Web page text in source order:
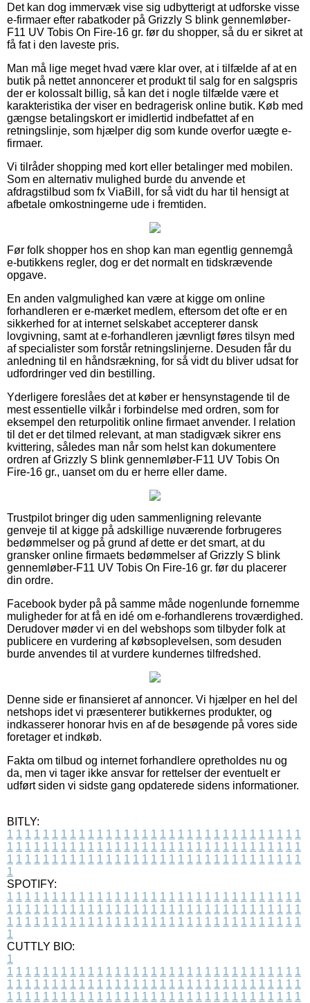
Det kan dog immervæk vise sig udbytterigt at udforske visse
e-firmaer efter rabatkoder på Grizzly S blink gennemløber-
F11 UV Tobis On Fire-16 gr. før du shopper, så du er sikret at
få fat i den laveste pris.
Man må lige meget hvad være klar over, at i tilfælde af at en
butik på nettet annoncerer et produkt til salg for en salgspris
der er kolossalt billig, så kan det i nogle tilfælde være et
karakteristika der viser en bedragerisk online butik. Køb med
gængse betalingskort er imidlertid indbefattet af en
retningslinje, som hjælper dig som kunde overfor uægte e-
firmaer.
Vi tilråder shopping med kort eller betalinger med mobilen.
Som en alternativ mulighed burde du anvende et
afdragstilbud som fx ViaBill, for så vidt du har til hensigt at
afbetale omkostningerne ude i fremtiden.
Før folk shopper hos en shop kan man egentlig gennemgå
e-butikkens regler, dog er det normalt en tidskrævende
opgave.
En anden valgmulighed kan være at kigge om online
forhandleren er e-mærket medlem, eftersom det ofte er en
sikkerhed for at internet selskabet accepterer dansk
lovgivning, samt at e-forhandleren jævnligt føres tilsyn med
af specialister som forstår retningslinjerne. Desuden får du
anledning til en håndsrækning, for så vidt du bliver udsat for
udfordringer ved din bestilling.
Yderligere foreslåes det at køber er hensynstagende til de
mest essentielle vilkår i forbindelse med ordren, som for
eksempel den returpolitik online firmaet anvender. I relation
til det er det tilmed relevant, at man stadigvæk sikrer ens
kvittering, således man når som helst kan dokumentere
ordren af Grizzly S blink gennemløber-F11 UV Tobis On
Fire-16 gr., uanset om du er herre eller dame.
Trustpilot bringer dig uden sammenligning relevante
genveje til at kigge på adskillige nuværende forbrugeres
bedømmelser og på grund af dette er det smart, at du
gransker online firmaets bedømmelser af Grizzly S blink
gennemløber-F11 UV Tobis On Fire-16 gr. før du placerer
din ordre.
Facebook byder på på samme måde nogenlunde fornemme
muligheder for at få en idé om e-forhandlerens troværdighed.
Derudover møder vi en del webshops som tilbyder folk at
publicere en vurdering af købsoplevelsen, som desuden
burde anvendes til at vurdere kundernes tilfredshed.
Denne side er finansieret af annoncer. Vi hjælper en hel del
netshops idet vi præsenterer butikkernes produkter, og
indkasserer honorar hvis en af de besøgende på vores side
foretager et indkøb.
Fakta om tilbud og internet forhandlere opretholdes nu og
da, men vi tager ikke ansvar for rettelser der eventuelt er
udført siden vi sidste gang opdaterede sidens informationer.
BITLY:
1 1 1 1 1 1 1 1 1 1 1 1 1 1 1 1 1 1 1 1 1 1 1 1 1 1 1 1 1 1 1 1 1
1 1 1 1 1 1 1 1 1 1 1 1 1 1 1 1 1 1 1 1 1 1 1 1 1 1 1 1 1 1 1 1 1
1 1 1 1 1 1 1 1 1 1 1 1 1 1 1 1 1 1 1 1 1 1 1 1 1 1 1 1 1 1 1 1 1
1
SPOTIFY:
1 1 1 1 1 1 1 1 1 1 1 1 1 1 1 1 1 1 1 1 1 1 1 1 1 1 1 1 1 1 1 1 1
1 1 1 1 1 1 1 1 1 1 1 1 1 1 1 1 1 1 1 1 1 1 1 1 1 1 1 1 1 1 1 1 1
1 1 1 1 1 1 1 1 1 1 1 1 1 1 1 1 1 1 1 1 1 1 1 1 1 1 1 1 1 1 1 1 1
1
CUTTLY BIO:
1
1 1 1 1 1 1 1 1 1 1 1 1 1 1 1 1 1 1 1 1 1 1 1 1 1 1 1 1 1 1 1 1 1
1 1 1 1 1 1 1 1 1 1 1 1 1 1 1 1 1 1 1 1 1 1 1 1 1 1 1 1 1 1 1 1 1
1 1 1 1 1 1 1 1 1 1 1 1 1 1 1 1 1 1 1 1 1 1 1 1 1 1 1 1 1 1 1 1 1